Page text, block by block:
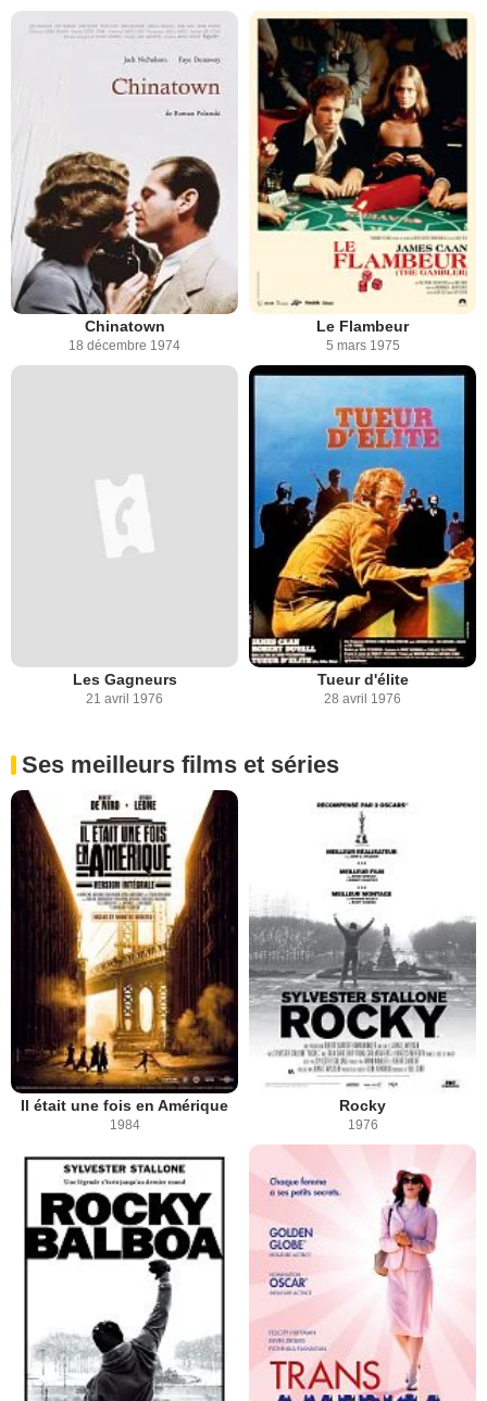
Chinatown
18 décembre 1974
Le Flambeur
5 mars 1975
Les Gagneurs
21 avril 1976
Tueur d'élite
28 avril 1976
Ses meilleurs films et séries
Il était une fois en Amérique
1984
Rocky
1976